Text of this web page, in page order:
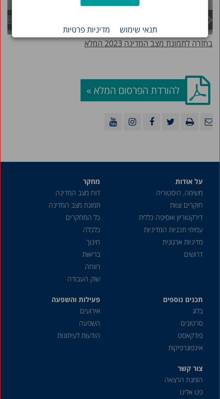
תנאי שימוש מדיניות פרטיות
2014
בחזרה לתמונת מצב המדינה 2023 המלא
להורדת הפרסום המלא »
על אודות
משימה, היסטוריה
חוקרים וצוות
דירקטוריון ואסיפה כללית
עמיתי תכניות המדיניות
מדיניות ארגונית
דרושים
מחקר
דוח מצב המדינה
תמונת מצב המדינה
כל המחקרים
כלכלה
חינוך
בריאות
רווחה
שוק העבודה
תכנים נוספים
בלוג
סרטונים
פודקאסט
אינפוגרפיקות
פעילות והשפעה
אירועים
השפעה
הודעות לעיתונות
צור קשר
הזמנת הרצאה
פנו אלינו